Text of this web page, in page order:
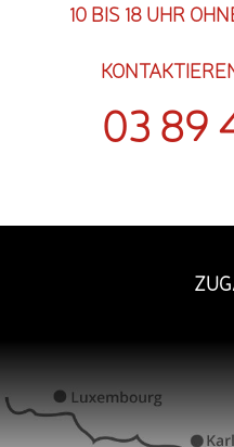
10 BIS 18 UHR
03 89